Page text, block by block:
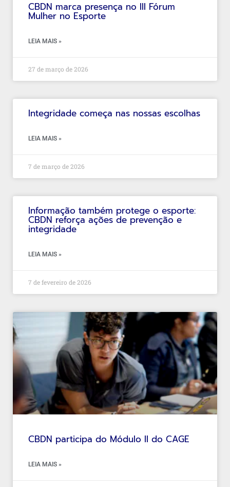
CBDN marca presença no III Fórum
Mulher no Esporte
LEIA MAIS »
27 de março de 2026
Integridade começa nas nossas escolhas
LEIA MAIS »
7 de março de 2026
Informação também protege o esporte:
CBDN reforça ações de prevenção e
integridade
LEIA MAIS »
7 de fevereiro de 2026
CBDN participa do Módulo II do CAGE
LEIA MAIS »